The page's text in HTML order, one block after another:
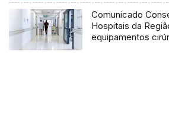
Comunicado
Hospitais da
equipamentos